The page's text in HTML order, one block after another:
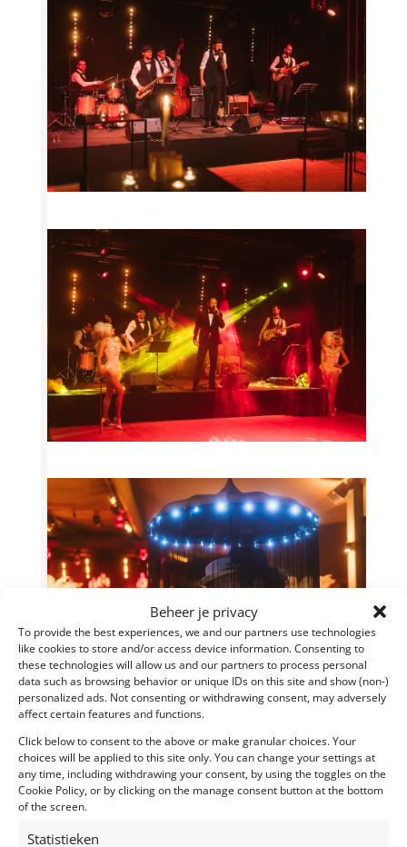
Beheer je privacy
To provide the best experiences, we and our partners use technologies
like cookies to store and/or access device information. Consenting to
these technologies will allow us and our partners to process personal
data such as browsing behavior or unique IDs on this site and show (non-)
personalized ads. Not consenting or withdrawing consent, may adversely
affect certain features and functions.
Click below to consent to the above or make granular choices. Your
choices will be applied to this site only. You can change your settings at
any time, including withdrawing your consent, by using the toggles on the
Cookie Policy, or by clicking on the manage consent button at the bottom
of the screen.
Statistieken